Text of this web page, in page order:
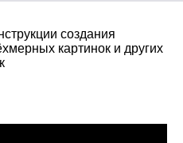
создания
картинок и других